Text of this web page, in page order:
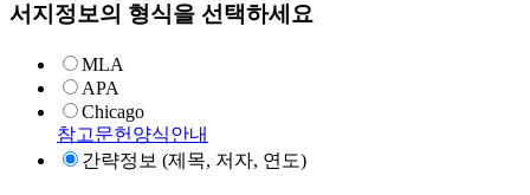
서지정보의 형식을 선택하세요
MLA
APA
Chicago
참고문헌양식안내
간략정보 (제목, 저자, 연도)